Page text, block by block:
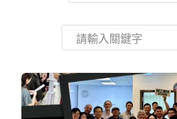
Open submenu (法規/表
English